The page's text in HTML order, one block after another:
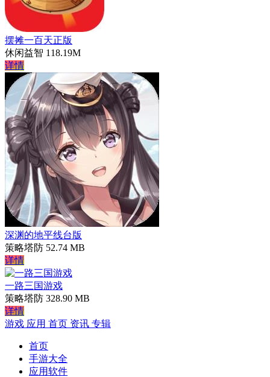
摆摊一百天正版
休闲益智 118.19M
详情
深渊的地平线台版
策略塔防 52.74 MB
详情
一路三国游戏
策略塔防 328.90 MB
详情
游戏 应用 首页 资讯 专辑
首页
手游大全
应用软件